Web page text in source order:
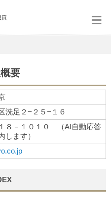
≡
要
洗足２−２５−１６
８－１０１０ （AI自動応答
します）